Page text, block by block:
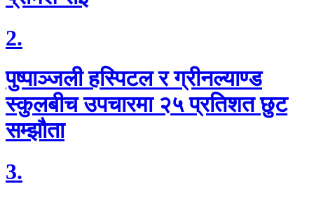
2.
पुष्पाञ्जली हस्पिटल र ग्रीनल्याण्ड
स्कुलबीच उपचारमा २५ प्रतिशत छुट
सम्झौता
3.